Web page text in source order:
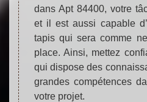
dans Apt 84400, votre
et il est aussi capable
tapis qui sera comme
place. Ainsi, mettez
qui dispose des
grandes compétences
votre projet.